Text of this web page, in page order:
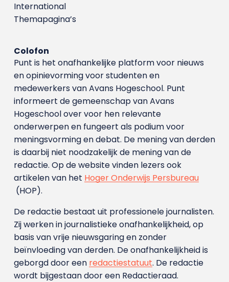
International
Themapagina’s
Colofon
Punt is het onafhankelijke platform voor nieuws
en opinievorming voor studenten en
medewerkers van Avans Hoge­school. Punt
informeert de gemeenschap van Avans
Hogeschool over voor hen relevante
onderwerpen en fungeert als podium voor
meningsvorming en debat. De mening van derden
is daarbij niet noodzakelijk de mening van de
redactie. Op de website vinden lezers ook
artikelen van het Hoger Onderwijs Persbureau
(HOP).
De redactie bestaat uit professionele journalisten.
Zij werken in journalistieke onafhankelijkheid, op
basis van vrije nieuwsgaring en zonder
beïnvloeding van derden. De onafhankelijkheid is
geborgd door een redactiestatuut. De redactie
wordt bijgestaan door een Redactieraad.